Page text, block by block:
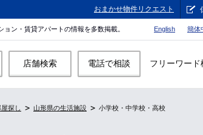
おまかせ物件リクエスト
ン・賃貸アパートの情報を多数掲載。 English 簡体
店舗検索 電話で相談 フリーワード
探し 山形県の生活施設 小学校・中学校・高校